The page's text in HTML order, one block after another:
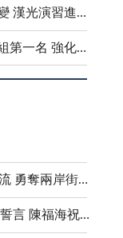
一點生變、連鎖反應、全面制變 漢光演習進行防護射擊
本縣兒少保護獲衛福部評核分組第一名 強化預防與跨域合作 建構兒少安全成長環境
KDC金門流行舞蹈團赴福州交流 勇奪兩岸街舞賽三等獎
金鑽婚夫妻重披婚紗 重溫幸福誓言 陳福海祝福牽手半世紀 情深相守成典範